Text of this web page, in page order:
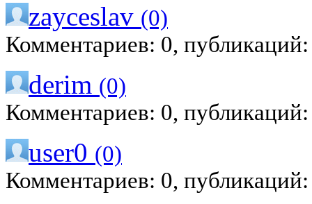
zayceslav (0)
Комментариев: 0,
derim (0)
Комментариев: 0,
user0 (0)
Комментариев: 0,